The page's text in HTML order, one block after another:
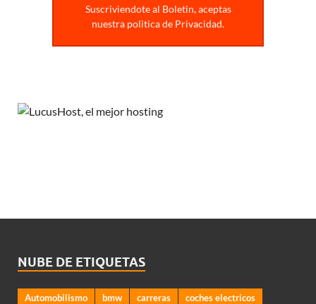
Suscriviendote al Boletin, aceptas
nuestra politica de Privacidad.
NUBE DE ETIQUETAS
Automobilismo bmw carreras
coches electricos